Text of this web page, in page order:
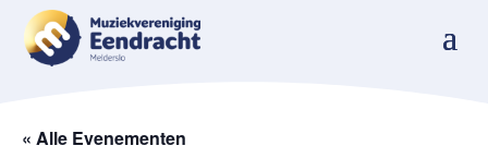
« Alle Evenementen